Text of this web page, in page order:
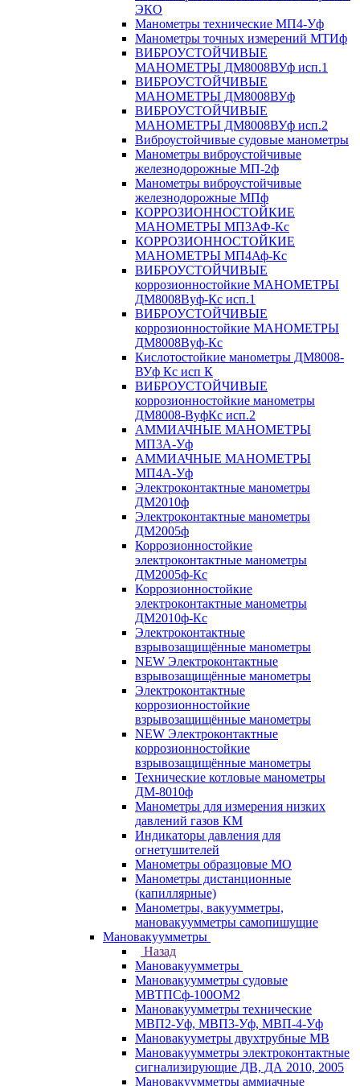
ЭКО
Манометры технические МП4-Уф
Манометры точных измерений МТИф
ВИБРОУСТОЙЧИВЫЕ
МАНОМЕТРЫ ДМ8008ВУф исп.1
ВИБРОУСТОЙЧИВЫЕ
МАНОМЕТРЫ ДМ8008ВУф
ВИБРОУСТОЙЧИВЫЕ
МАНОМЕТРЫ ДМ8008ВУф исп.2
Виброустойчивые судовые манометры
Манометры виброустойчивые
железнодорожные МП-2ф
Манометры виброустойчивые
железнодорожные МПф
КОРРОЗИОННОСТОЙКИЕ
МАНОМЕТРЫ МП3АФ-Кс
КОРРОЗИОННОСТОЙКИЕ
МАНОМЕТРЫ МП4Аф-Кс
ВИБРОУСТОЙЧИВЫЕ
коррозионностойкие МАНОМЕТРЫ
ДМ8008Вуф-Кс исп.1
ВИБРОУСТОЙЧИВЫЕ
коррозионностойкие МАНОМЕТРЫ
ДМ8008Вуф-Кс
Кислотостойкие манометры ДМ8008-
ВУф Кс исп К
ВИБРОУСТОЙЧИВЫЕ
коррозионностойкие манометры
ДМ8008-ВуфКс исп.2
АММИАЧНЫЕ МАНОМЕТРЫ
МП3А-Уф
АММИАЧНЫЕ МАНОМЕТРЫ
МП4А-Уф
Электроконтактные манометры
ДМ2010ф
Электроконтактные манометры
ДМ2005ф
Коррозионностойкие
электроконтактные манометры
ДМ2005ф-Кс
Коррозионностойкие
электроконтактные манометры
ДМ2010ф-Кс
Электроконтактные
взрывозащищённые манометры
NEW Электроконтактные
взрывозащищённые манометры
Электроконтактные
коррозионностойкие
взрывозащищённые манометры
NEW Электроконтактные
коррозионностойкие
взрывозащищённые манометры
Технические котловые манометры
ДМ-8010ф
Манометры для измерения низких
давлений газов КМ
Индикаторы давления для
огнетушителей
Манометры образцовые МО
Манометры дистанционные
(капиллярные)
Манометры, вакуумметры,
мановакуумметры самопишущие
Мановакуумметры
Назад
Мановакуумметры
Мановакуумметры судовые
МВТПСф-100ОМ2
Мановакуумметры технические
МВП2-Уф, МВП3-Уф, МВП-4-Уф
Мановакууметры двухтрубные МВ
Мановакуумметры электроконтактные
сигнализирующие ДВ, ДА 2010, 2005
Мановакуумметры аммиачные